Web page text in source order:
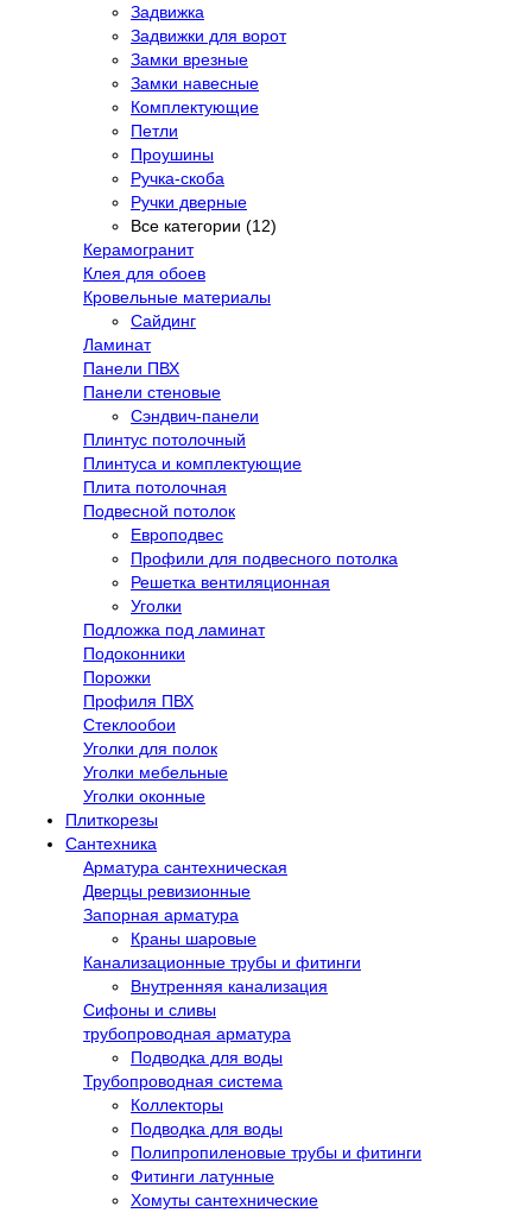
Задвижка
Задвижки для ворот
Замки врезные
Замки навесные
Комплектующие
Петли
Проушины
Ручка-скоба
Ручки дверные
Все категории (12)
Керамогранит
Клея для обоев
Кровельные материалы
Сайдинг
Ламинат
Панели ПВХ
Панели стеновые
Сэндвич-панели
Плинтус потолочный
Плинтуса и комплектующие
Плита потолочная
Подвесной потолок
Европодвес
Профили для подвесного потолка
Решетка вентиляционная
Уголки
Подложка под ламинат
Подоконники
Порожки
Профиля ПВХ
Стеклообои
Уголки для полок
Уголки мебельные
Уголки оконные
Плиткорезы
Сантехника
Арматура сантехническая
Дверцы ревизионные
Запорная арматура
Краны шаровые
Канализационные трубы и фитинги
Внутренняя канализация
Сифоны и сливы
трубопроводная арматура
Подводка для воды
Трубопроводная система
Коллекторы
Подводка для воды
Полипропиленовые трубы и фитинги
Фитинги латунные
Хомуты сантехнические